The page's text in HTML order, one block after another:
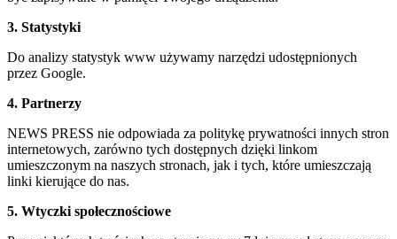
3. Statystyki
Do analizy statystyk www używamy narzędzi udostępnionych
przez Google.
4. Partnerzy
NEWS PRESS nie odpowiada za politykę prywatności innych stron
internetowych, zarówno tych dostępnych dzięki linkom
umieszczonym na naszych stronach, jak i tych, które umieszczają
linki kierujące do nas.
5. Wtyczki społecznościowe